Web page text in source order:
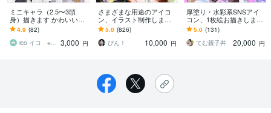
ミニキャラ（2.5〜3頭
身）描きます かわいいイ
ラストが得意です。キャ
ラデザもお任せくださ
い！
4.9 (82)
ico イコ ※次回着手11月下旬 3,000 円
さまざまな用途のアイコ
ン、イラスト制作します
似顔絵や配信など、綺麗
な色彩のイラストをお届
けします
5.0 (826)
ぴん！
10,000 円
厚塗り・水彩系SNSアイ
コン、1枚絵お描きします
かわいい・かっこいい
系、闇・病み系の人間を
描くのが得意です！
5.0 (131)
てむ親子丼
20,000 円